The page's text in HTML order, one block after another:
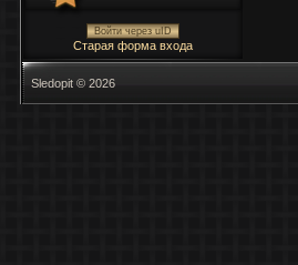
Войти через uID
Старая форма входа
Sledopit © 2026